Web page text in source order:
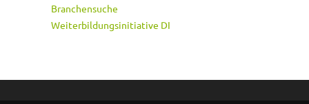
Branchensuche
Weiterbildungsinitiative DI